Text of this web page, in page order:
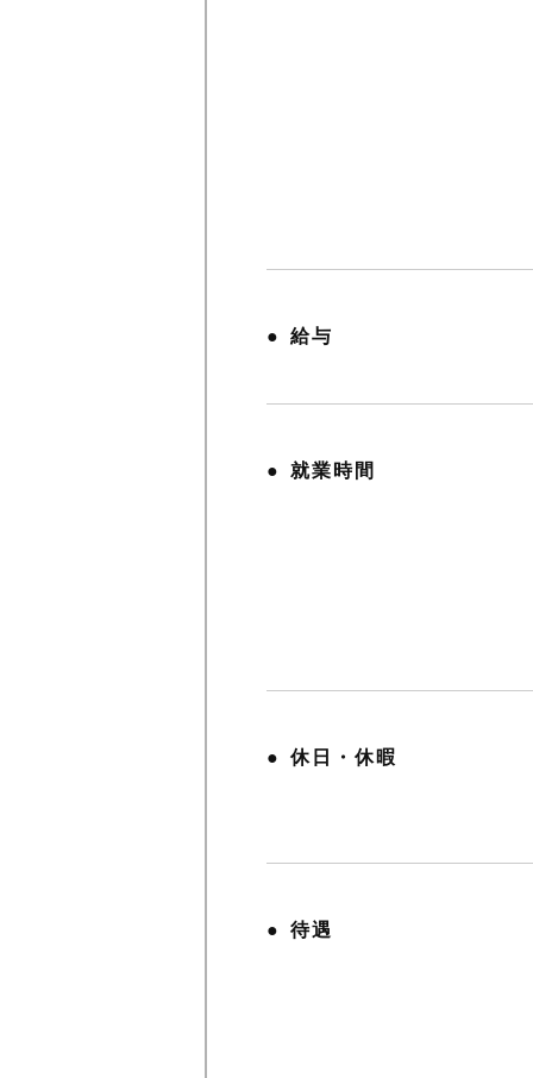
給与
就業時間
休日・休暇
待遇